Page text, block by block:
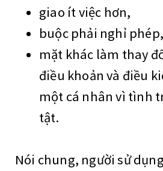
giao ít việc hơn,
buộc phải nghỉ
mặt khác làm thay
điều khoản và điều
một cá nhân vì tình
tật.
Nói chung, người sử